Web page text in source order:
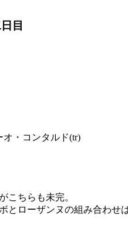
目
オ・コンタルド(tr)
こちらも未完。
とローザンヌの組み合わせ